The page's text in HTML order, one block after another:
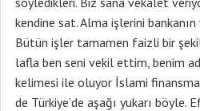
kendine sat. Alma işlerini
Bütün işler tamamen faizli bir
lafla ben seni vekil ettim, benim
kelimesi ile oluyor İslami
de Türkiye’de aşağı yukarı böyle.